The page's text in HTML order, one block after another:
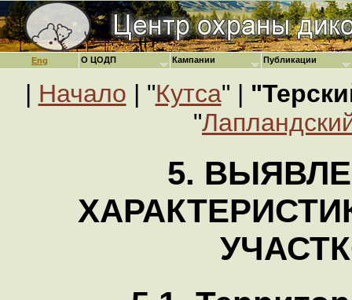
Eng
| Начало | "Кутса" |
"
5.
О ЦОДП Кампании Публикации